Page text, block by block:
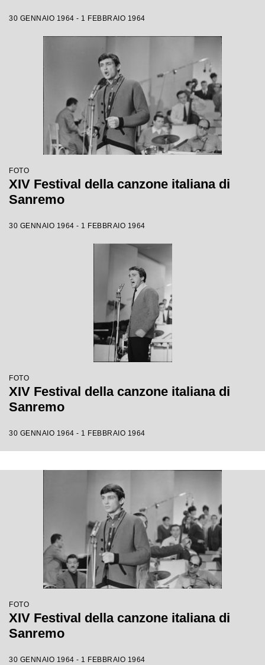
30 GENNAIO 1964 - 1 FEBBRAIO 1964
FOTO
XIV Festival della canzone italiana di
Sanremo
30 GENNAIO 1964 - 1 FEBBRAIO 1964
FOTO
XIV Festival della canzone italiana di
Sanremo
30 GENNAIO 1964 - 1 FEBBRAIO 1964
FOTO
XIV Festival della canzone italiana di
Sanremo
30 GENNAIO 1964 - 1 FEBBRAIO 1964